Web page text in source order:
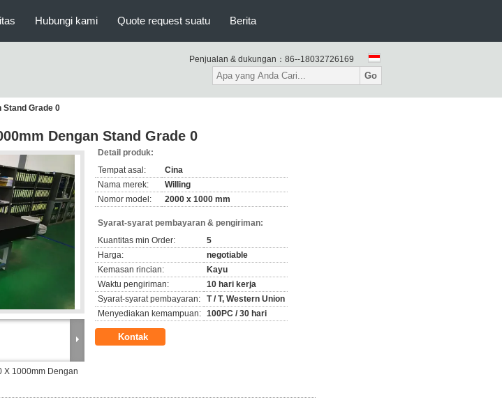
Hubungi kami Quote request suatu Berita
Penjualan & dukungan： 86--18032726169
Go
Stand Grade 0
Dengan Stand Grade 0
X 1000mm Dengan
Detail produk:
Tempat asal:
Cina
Nama merek:
Willing
Nomor model:
2000 x 1000 mm
Syarat-syarat pembayaran & pengiriman:
Kuantitas min Order:
5
Harga:
negotiable
Kemasan rincian:
Kayu
Waktu pengiriman:
10 hari kerja
Syarat-syarat pembayaran:
T / T, Western Union
Menyediakan kemampuan: 100PC / 30 hari
Kontak